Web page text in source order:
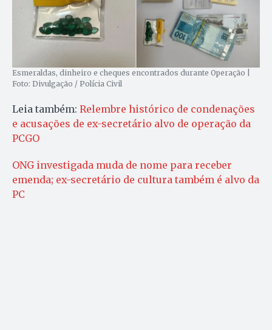
Esmeraldas, dinheiro e cheques encontrados durante Operação |
Foto: Divulgação / Polícia Civil
Leia também: Relembre histórico de condenações
e acusações de ex-secretário alvo de operação da
PCGO
ONG investigada muda de nome para receber
emenda; ex-secretário de cultura também é alvo da
PC